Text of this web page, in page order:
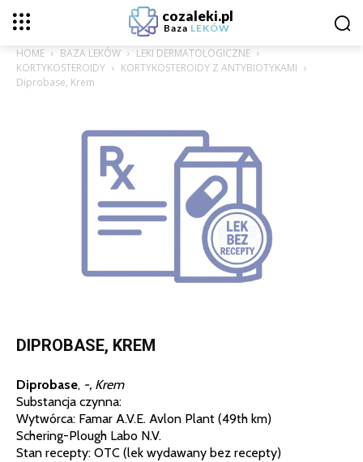
cozaleki.pl
Baza LEKÓW
HOME BAZA LEKÓW
LEKI DERMATOLOGICZNE
KORTYKOSTEROIDY
KORTYKOSTEROIDY Z ANTYBIOTYKAMI
Diprobase, Krem
DIPROBASE, KREM
Diprobase, -, Krem
Substancja czynna:
Wytwórca: Famar A.V.E. Avlon Plant (49th km)
Schering-Plough Labo N.V.
Stan recepty: OTC (lek wydawany bez recepty)